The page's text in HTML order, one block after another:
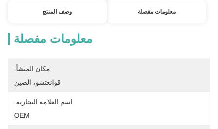
معلومات مفصلة وصف المنتج
معلومات مفصلة
مكان المنشأ:
قوانغتشو، الصين
اسم العلامة التجارية:
OEM